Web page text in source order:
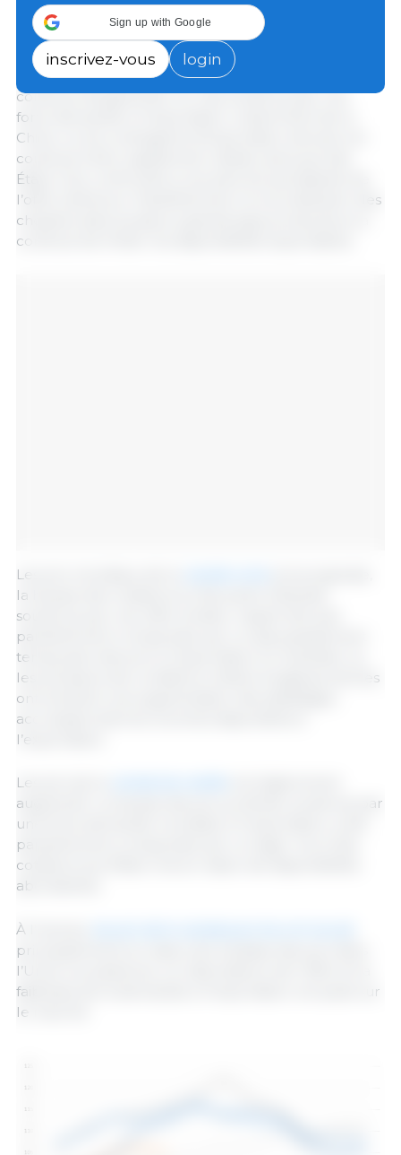
entièrement compensée par
la baisse des prix de la
viande porcine
Les prix internationaux de laviande bovine
continué d’augmenter en mai, soutenus par une
forte demande à l’importation, notamment de la
Chine, où les contingents d’importation alloués ont
continué à être rapidement utilisés, ainsi que des
États-Unis, confrontés à une pénurie persistante de
l’offre intérieure. Parallèlement, la reconstitution des
cheptels dans plusieurs grands pays producteurs a
continué de limiter les disponibilités exportables.
Les prix mondiaux de la
la hausse des cotations en Nouvelle-Zélande,
soutenue par une offre limitée, n’ayant été que
partiellement compensée par un assouplissement
temporaire des prix à l’exportation en Australie, où
les prévisions de conditions météorologiques sèches
ont entraîné une augmentation des abattages,
accroissant ainsi les volumes disponibles à
l’exportation.
Les prix de la
augmenté. La hausse des prix au Brésil, soutenue par
une forte demande mondiale à l’importation, a été
partiellement compensée par un léger recul des
cotations aux États-Unis en raison de disponibilités
abondantes.
À l’inverse,
principalement en raison de la baisse des prix dans
l’Union européenne, où l’abondance de l’offre et la
faiblesse de la demande à l’importation ont pesé sur
le marché.
Sign up with Google
inscrivez-vous login